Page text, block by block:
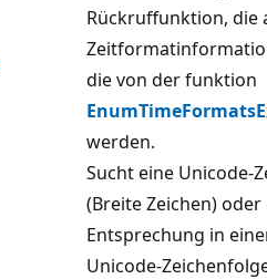
Rückruffunktion, die
die von der funktion
werden.
Sucht eine Unicode-
(Breite Zeichen) oder
Entsprechung in
Unicode-